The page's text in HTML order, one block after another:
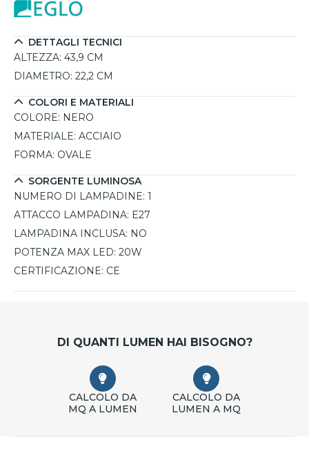
cm e un diametro di 22,2 cm, risulta compatta ma di forte
fino a 20W, (non inclusa).
DETTAGLI TECNICI
ALTEZZA: 43,9 CM
DIAMETRO: 22,2 CM
COLORI E MATERIALI
COLORE: NERO
MATERIALE: ACCIAIO
FORMA: OVALE
SORGENTE LUMINOSA
NUMERO DI LAMPADINE: 1
ATTACCO LAMPADINA: E27
LAMPADINA INCLUSA: NO
POTENZA MAX LED: 20W
CERTIFICAZIONE: CE
DI QUANTI LUMEN HAI BISOGNO?
CALCOLO DA
MQ A LUMEN
CALCOLO DA
LUMEN A MQ